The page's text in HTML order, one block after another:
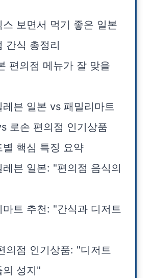
스 보면서 먹기 좋은 일본
간식 총정리
편의점 메뉴가 잘 맞을
레븐 일본 vs 패밀리마트
로손 편의점 인기상품
별 핵심 특징 요약
레븐 일본: "편의점 음식의
마트 추천: "간식과 디저트
의점 인기상품: "디저트
의 성지"